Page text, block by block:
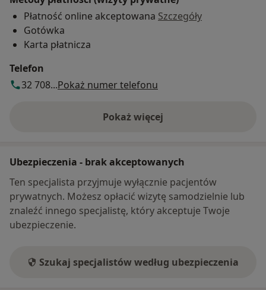
Płatność online akceptowana Szczegóły
Gotówka
Karta płatnicza
Telefon
32 708...Pokaż numer telefonu
Pokaż więcej
o adresie
Ubezpieczenia - brak akceptowanych
Ten specjalista przyjmuje wyłącznie pacjentów
prywatnych. Możesz opłacić wizytę samodzielnie lub
znaleźć innego specjalistę, który akceptuje Twoje
ubezpieczenie.
Szukaj specjalistów według ubezpieczenia